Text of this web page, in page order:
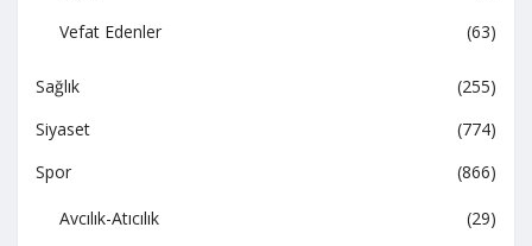
Vefat Edenler
(63)
Sağlık
(255)
Siyaset
(774)
Spor
(866)
Avcılık-Atıcılık
(29)